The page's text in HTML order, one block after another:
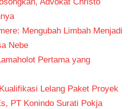
Mengubah Limbah Menjadi
Nebe
Pertama yang
Lelang Paket Proyek
PT Konindo Surati Pokja